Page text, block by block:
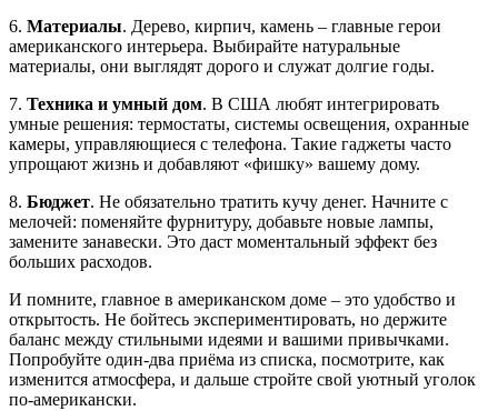
6. Материалы. Дерево, кирпич, камень – главные герои
американского интерьера. Выбирайте натуральные
материалы, они выглядят дорого и служат долгие годы.
7. Техника и умный дом. В США любят интегрировать
умные решения: термостаты, системы освещения, охранные
камеры, управляющиеся с телефона. Такие гаджеты часто
упрощают жизнь и добавляют «фишку» вашему дому.
8. Бюджет. Не обязательно тратить кучу денег. Начните с
мелочей: поменяйте фурнитуру, добавьте новые лампы,
замените занавески. Это даст моментальный эффект без
больших расходов.
И помните, главное в американском доме – это удобство и
открытость. Не бойтесь экспериментировать, но держите
баланс между стильными идеями и вашими привычками.
Попробуйте один‑два приёма из списка, посмотрите, как
изменится атмосфера, и дальше стройте свой уютный уголок
по‑американски.